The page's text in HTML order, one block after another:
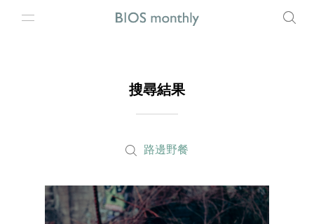
搜尋結果
路邊野餐